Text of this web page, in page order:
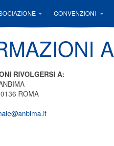
CONVENZIONI
RIVOLGERSI A:
ROMA